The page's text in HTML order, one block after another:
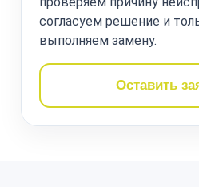
согласуем решение и
выполняем замену.
Оставить